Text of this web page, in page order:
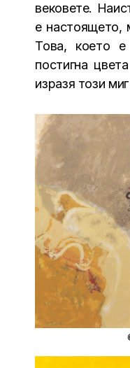
вековете.
е настоящето,
Това, което
постигна
изразя този